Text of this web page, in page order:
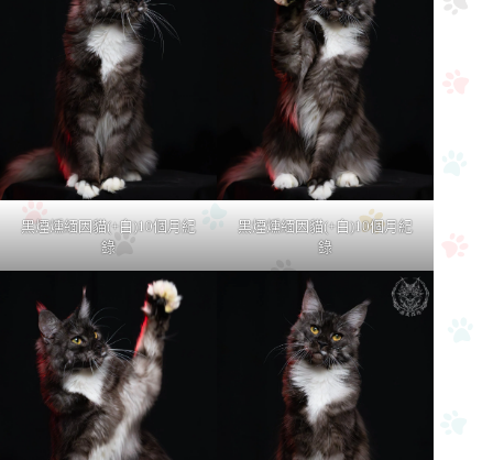
黑煙燻緬因貓(+白)10個月紀
錄
黑煙燻緬因貓(+白)10個月紀
錄